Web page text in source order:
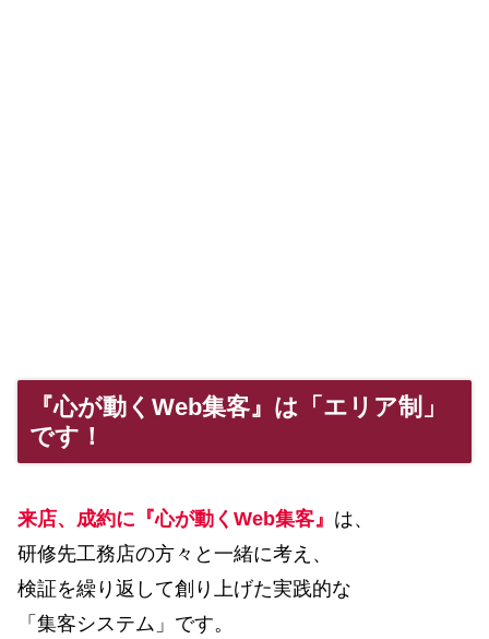
『心が動くWeb集客』は「エリア制」
です！
来店、成約に『心が動くWeb集客』 は、
研修先工務店の方々と一緒に考え、
検証を繰り返して創り上げた実践的な
「集客システム」です。